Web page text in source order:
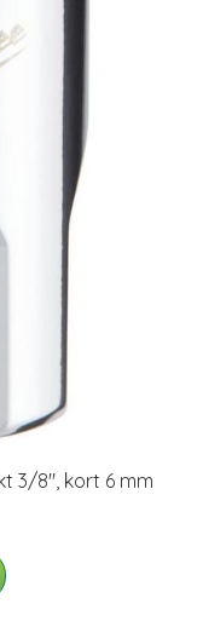
3/8", kort 6 mm